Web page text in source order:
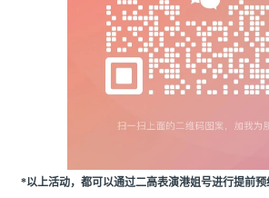
*以上活动，都可以通过二高表演港姐号进行提前